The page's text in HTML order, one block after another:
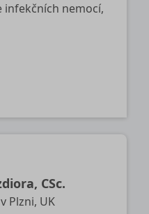
infekčních nemocí,
CSc.
Plzni, UK